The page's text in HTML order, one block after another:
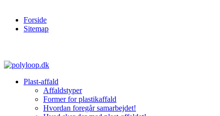
Forside
Sitemap
Plast-affald
Affaldstyper
Former for plastikaffald
Hvordan foregår samarbejdet!